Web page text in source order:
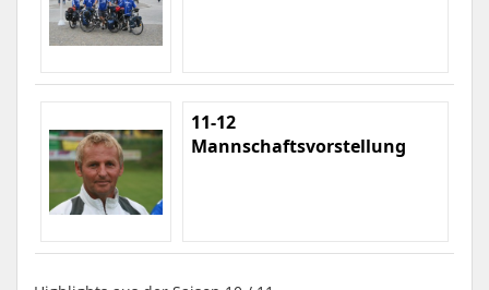
11-12
Mannschaftsvorstellung